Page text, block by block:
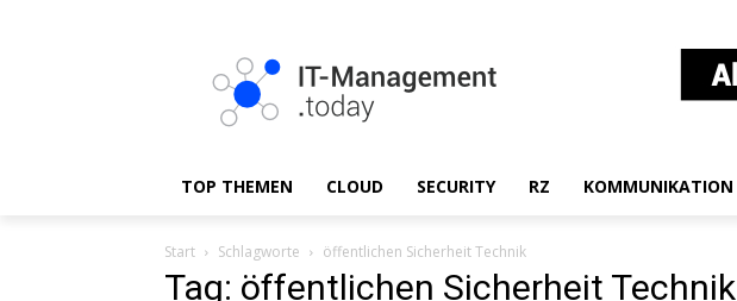
TOP THEMEN CLOUD SECURITY RZ KOMMUNIKATION
Start Schlagworte öffentlichen Sicherheit Technik
Tag: öffentlichen Sicherheit Technik